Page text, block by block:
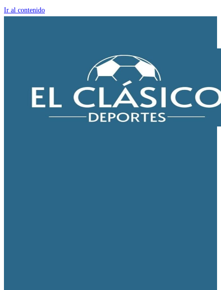
Ir al contenido